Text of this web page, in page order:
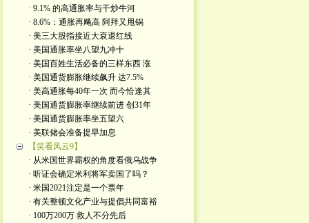
· 9.1% 的高通胀率与干炒牛河
· 8.6%：通胀再飚高 阿拜又甩锅
· 美三大股指接近大衰退红线
· 美国通胀率坐八望九冲十
· 美国百姓生活必备的三样东西 涨
· 美国通货膨胀继续飙升 达7.5%
· 美高通胀每40年一次 而今恰逢其
· 美国通货膨胀率继续前进 创31年
· 美国通货膨胀率坐五望六
· 美联储会准备提早加息
【笑看风云9】
· 从米国世界霸权的角度看俄乌战争
· 听证会确定米利将军卖国了吗？
· 米国2021注定是一个票年
· 有关整顿文化产业与提倡共同富裕
· 100万200万 救人不分先后